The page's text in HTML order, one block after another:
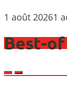
1 août 20261
Best-of